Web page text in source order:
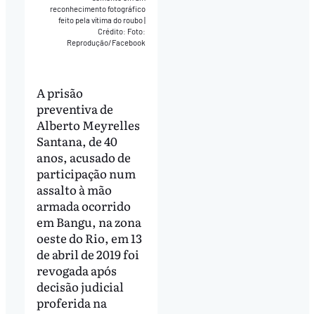
reconhecimento fotográfico
feito pela vítima do roubo|
Crédito: Foto:
Reprodução/Facebook
A prisão
preventiva de
Alberto Meyrelles
Santana, de 40
anos, acusado de
participação num
assalto à mão
armada ocorrido
em Bangu, na zona
oeste do Rio, em 13
de abril de 2019 foi
revogada após
decisão judicial
proferida na